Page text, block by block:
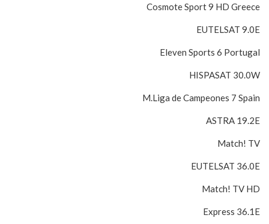
Cosmote Sport 9 HD Greece
EUTELSAT 9.0E
Eleven Sports 6 Portugal
HISPASAT 30.0W
M.Liga de Campeones 7 Spain
ASTRA 19.2E
Match! TV
EUTELSAT 36.0E
Match! TV HD
Express 36.1E